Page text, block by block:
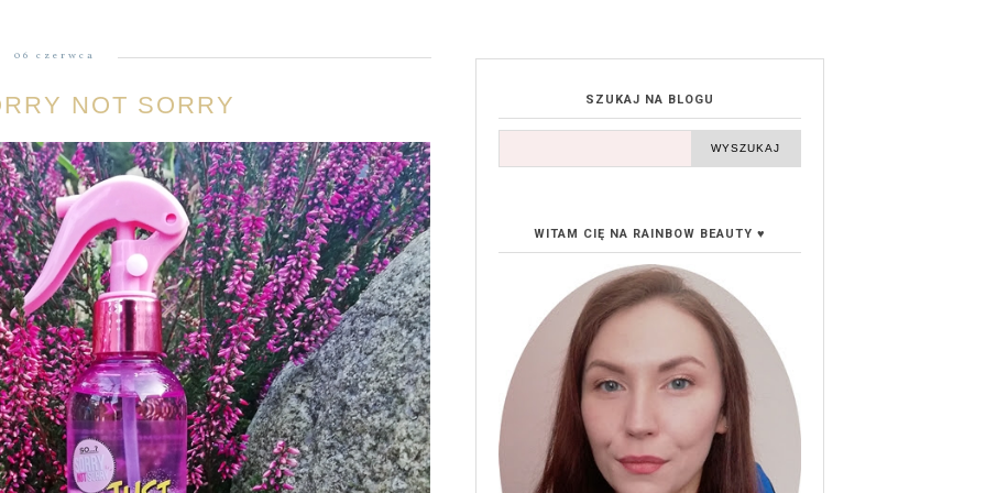
06 czerwca
NOT SORRY SZUKAJ NA BLOGU
WITAM CIĘ NA RAINBOW BEAUTY ♥